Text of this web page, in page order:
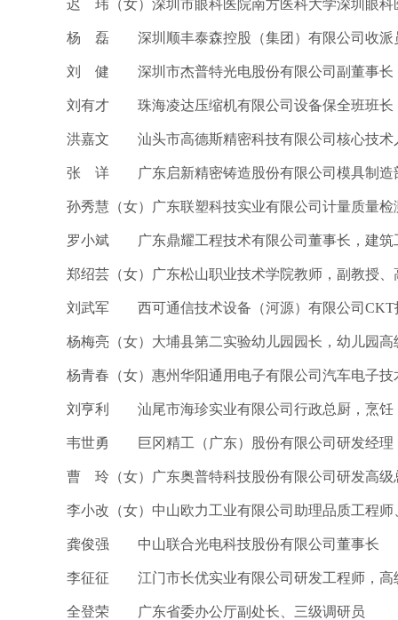
迟 玮（女）深圳市眼科医院南方医科大学深圳眼
杨 磊 深圳顺丰泰森控股（集团）有限公司收派
刘 健 深圳市杰普特光电股份有限公司副董事长
刘有才 珠海凌达压缩机有限公司设备保全班班长
洪嘉文 汕头市高德斯精密科技有限公司核心技术
张 详 广东启新精密铸造股份有限公司模具制造
孙秀慧（女）广东联塑科技实业有限公司计量质量
罗小斌 广东鼎耀工程技术有限公司董事长，建筑
郑绍芸（女）广东松山职业技术学院教师，副教授
刘武军 西可通信技术设备（河源）有限公司CKT
杨梅亮（女）大埔县第二实验幼儿园园长，幼儿园高
杨青春（女）惠州华阳通用电子有限公司汽车电子
刘亨利 汕尾市海珍实业有限公司行政总厨，烹饪
韦世勇 巨冈精工（广东）股份有限公司研发经理
曹 玲（女）广东奥普特科技股份有限公司研发高级
李小改（女）中山欧力工业有限公司助理品质工程师
龚俊强 中山联合光电科技股份有限公司董事长
李征征 江门市长优实业有限公司研发工程师，高
全登荣 广东省委办公厅副处长、三级调研员